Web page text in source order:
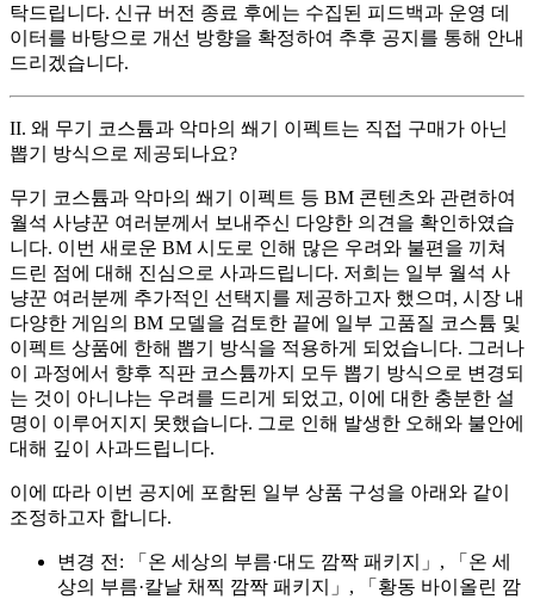
탁드립니다. 신규 버전 종료 후에는 수집된 피드백과 운영 데
이터를 바탕으로 개선 방향을 확정하여 추후 공지를 통해 안내
드리겠습니다.
II. 왜 무기 코스튬과 악마의 쐐기 이펙트는 직접 구매가 아닌
뽑기 방식으로 제공되나요?
무기 코스튬과 악마의 쐐기 이펙트 등 BM 콘텐츠와 관련하여
월석 사냥꾼 여러분께서 보내주신 다양한 의견을 확인하였습
니다. 이번 새로운 BM 시도로 인해 많은 우려와 불편을 끼쳐
드린 점에 대해 진심으로 사과드립니다. 저희는 일부 월석 사
냥꾼 여러분께 추가적인 선택지를 제공하고자 했으며, 시장 내
다양한 게임의 BM 모델을 검토한 끝에 일부 고품질 코스튬 및
이펙트 상품에 한해 뽑기 방식을 적용하게 되었습니다. 그러나
이 과정에서 향후 직판 코스튬까지 모두 뽑기 방식으로 변경되
는 것이 아니냐는 우려 를 드리게 되었고, 이에 대한 충분한 설
명이 이루어지지 못했습니다. 그로 인해 발생한 오해와 불안에
대해 깊이 사과드립니다.
이에 따라 이번 공지에 포함된 일부 상품 구성을 아래와 같이
조정하고자 합니다.
변경 전: 「온 세상의 부름·대도 깜짝 패키지」, 「온 세
상의 부름·칼날 채찍 깜짝 패키지」, 「황동 바이올린 깜